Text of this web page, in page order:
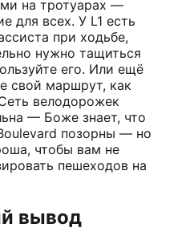
на тротуарах —
для всех. У L1 есть
при ходьбе,
нужно тащиться
его. Или ещё
свой маршрут, как
велодорожек
— Боже знает, что
позорны — но
чтобы вам не
пешеходов на
вывод